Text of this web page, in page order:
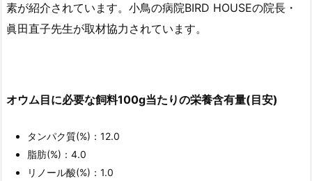
素が紹介されています。小鳥の病院BIRD HOUSEの院長・
眞田直子先生が取材協力されています。
オウム目に必要な飼料100g当たりの栄養含有量(目安)
タンパク質(%)：12.0
脂肪(%)：4.0
リノール酸(%)：1.0